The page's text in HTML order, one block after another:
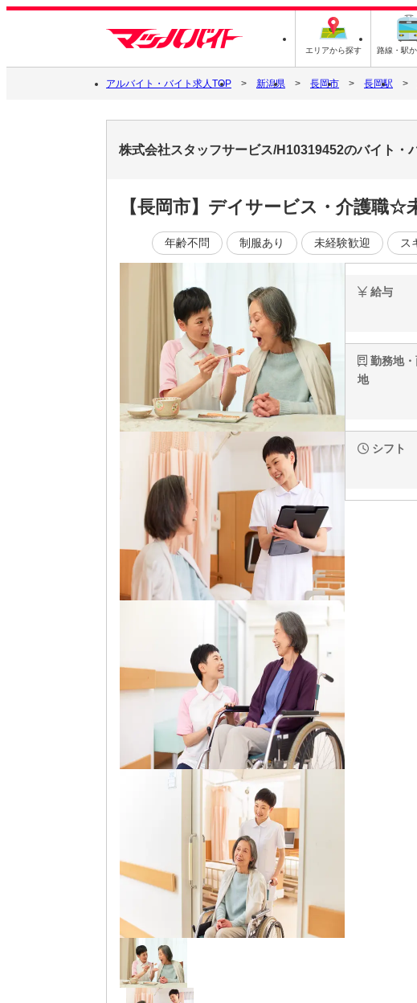
エリアから探す 路線・駅
アルバイト・バイト求人TOP 新潟県 長岡市 長岡駅
株式会社スタッフサービス/H10319452のバイト・
【長岡市】デイサービス・介護職
年齢不問 制服あり 未経験歓迎 ス
給与
勤務地
地
シフト